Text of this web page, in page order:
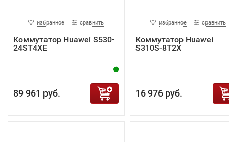
избранное сравнить
Коммутатор Huawei S530-
24ST4XE
89 961 руб.
избранное сравнить
Коммутатор Huawei
S310S-8T2X
16 976 руб.